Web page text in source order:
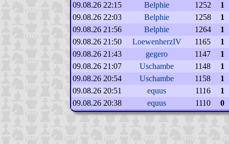
09.08.26 22:15
Belphie 1252
1
09.08.26 22:03
Belphie 1258
1
09.08.26 21:56
Belphie 1264
1
09.08.26 21:50
LoewenherzIV 1165
1
09.08.26 21:43
gegero 1147
1
09.08.26 21:07
Uschambe 1148
1
09.08.26 20:54
Uschambe 1158
1
09.08.26 20:51
equus 1116
1
09.08.26 20:38
equus 1110 0